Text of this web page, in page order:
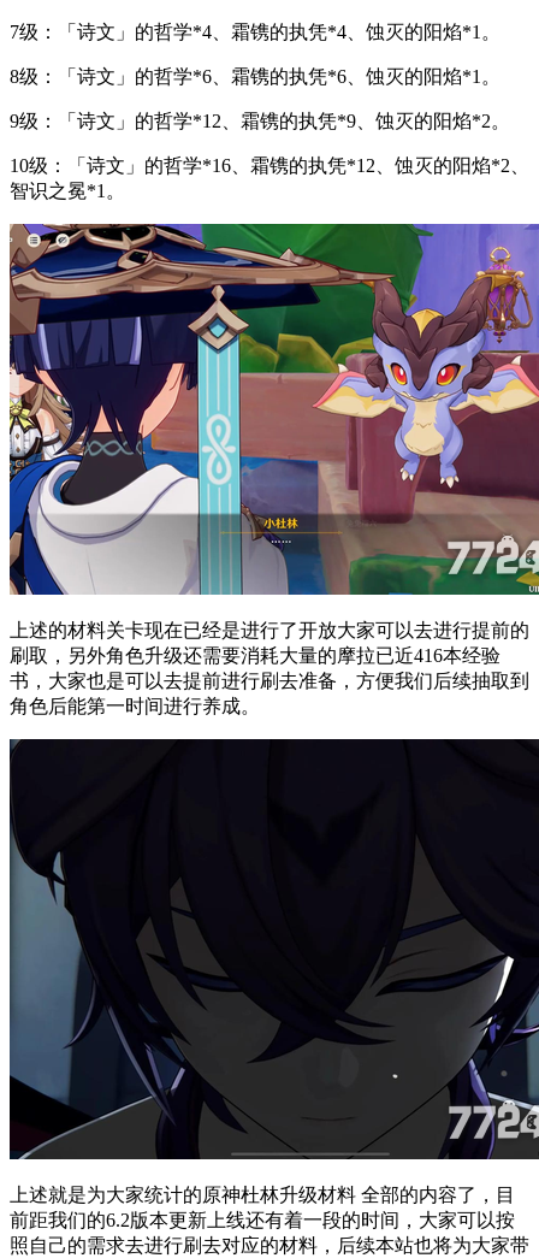
7级：「诗文」的哲学*4、霜镌的执凭*4、蚀灭的阳焰*1。
8级：「诗文」的哲学*6、霜镌的执凭*6、蚀灭的阳焰*1。
9级：「诗文」的哲学*12、霜镌的执凭*9、蚀灭的阳焰*2。
10级：「诗文」的哲学*16、霜镌的执凭*12、蚀灭的阳焰*2、
智识之冕*1。
上述的材料关卡现在已经是进行了开放大家可以去进行提前的
刷取，另外角色升级还需要消耗大量的摩拉已近416本经验
书，大家也是可以去提前进行刷去准备，方便我们后续抽取到
角色后能第一时间进行养成。
上述就是为大家统计的原神杜林升级材料 全部的内容了，目
前距我们的6.2版本更新上线还有着一段的时间，大家可以按
照自己的需求去进行刷去对应的材料，后续本站也将为大家带